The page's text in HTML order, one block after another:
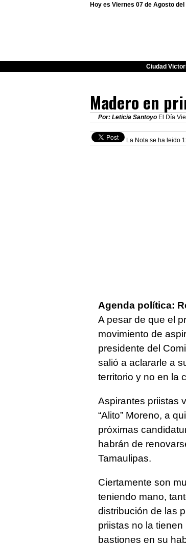
Hoy es Viernes 07 de Agosto del
Ciudad
Madero en
Por: Leticia Santoyo El Día
La Nota se ha leido
Agenda política:
A pesar de que el
movimiento de
presidente del
salió a aclararle a
territorio y no en la
Aspirantes priistas
“Alito” Moreno, a
próximas
habrán de
Tamaulipas.
Ciertamente son
teniendo mano,
distribución de las
priistas no la
bastiones en su